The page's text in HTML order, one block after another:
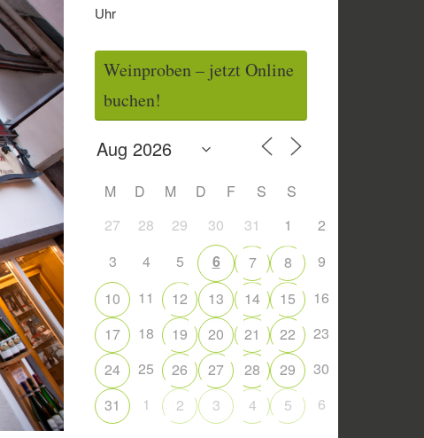
Uhr
Weinproben – jetzt Online
buchen!
M D M D F S
S
27
28 29 30 31 1
2
3
4 5 6 7 8
9
10
11 12 13 14 15
16
17
18 19 20 21 22
23
24
25 26 27 28 29
30
31
1 2 3 4 5 6